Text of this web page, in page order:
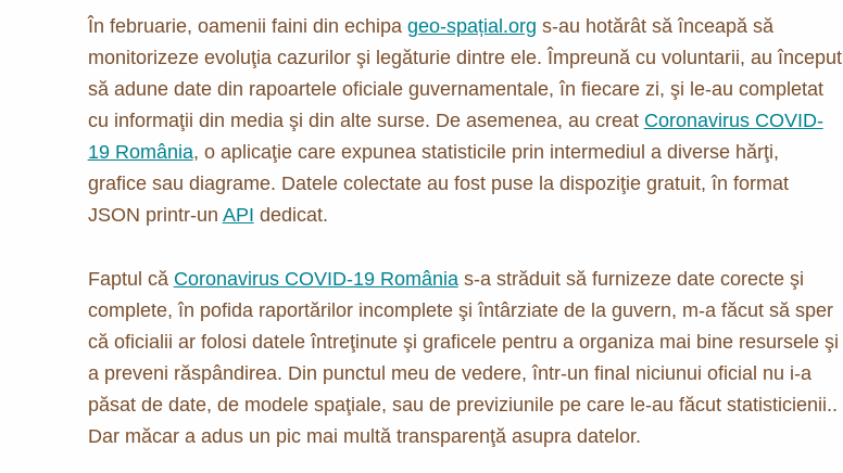
În februarie, oamenii faini din echipa geo-spațial.org s-au hotărât să înceapă să
monitorizeze evoluţia cazurilor şi legăturie dintre ele. Împreună cu voluntarii, au început
să adune date din rapoartele oficiale guvernamentale, în fiecare zi, şi le-au completat
cu informaţii din media şi din alte surse. De asemenea, au creat Coronavirus COVID-
19 România, o aplicaţie care expunea statisticile prin intermediul a diverse hărţi,
grafice sau diagrame. Datele colectate au fost puse la dispoziţie gratuit, în format
JSON printr-un API dedicat.
Faptul că Coronavirus COVID-19 Românias-a străduit să furnizeze date corecte şi
complete, în pofida raportărilor incomplete şi întârziate de la guvern, m-a făcut să sper
că oficialii ar folosi datele întreţinute şi graficele pentru a organiza mai bine resursele şi
a preveni răspândirea. Din punctul meu de vedere, într-un final niciunui oficial nu i-a
păsat de date, de modele spaţiale, sau de previziunile pe care le-au făcut statisticienii..
Dar măcar a adus un pic mai multă transparenţă asupra datelor.